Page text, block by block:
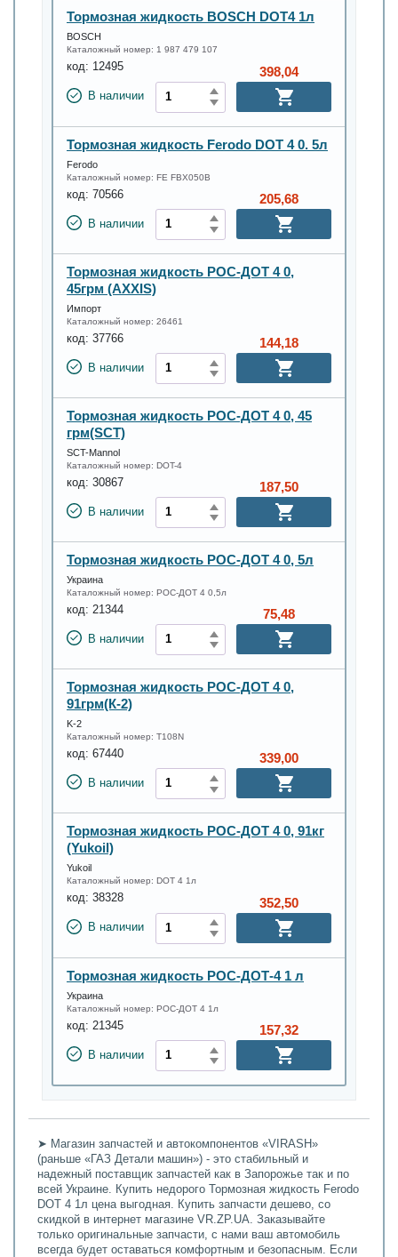
Тормозная жидкость BOSCH DOT4 1л
BOSCH
Каталожный номер: 1 987 479 107
код: 12495
В наличии
398,04
Тормозная жидкость Ferodo DOT 4 0. 5л
Ferodo
Каталожный номер: FE FBX050B
код: 70566
В наличии
205,68
Тормозная жидкость РОС-ДОТ 4 0,
45грм (AXXIS)
Импорт
Каталожный номер: 26461
код: 37766
В наличии
144,18
Тормозная жидкость РОС-ДОТ 4 0, 45
грм(SCT)
SCT-Mannol
Каталожный номер: DOT-4
код: 30867
В наличии
187,50
Тормозная жидкость РОС-ДОТ 4 0, 5л
Украина
Каталожный номер: РОС-ДОТ 4 0,5л
код: 21344
В наличии
75,48
Тормозная жидкость РОС-ДОТ 4 0,
91грм(К-2)
K-2
Каталожный номер: T108N
код: 67440
В наличии
339,00
Тормозная жидкость РОС-ДОТ 4 0, 91кг
(Yukoil)
Yukoil
Каталожный номер: DOT 4 1л
код: 38328
В наличии
352,50
Тормозная жидкость РОС-ДОТ-4 1 л
Украина
Каталожный номер: РОС-ДОТ 4 1л
код: 21345
В наличии
157,32
➤ Магазин запчастей и автокомпонентов «VIRASH»
(раньше «ГАЗ Детали машин») - это стабильный и
надежный поставщик запчастей как в Запорожье так и по
всей Украине. Купить недорого Тормозная жидкость Ferodo
DOT 4 1л цена выгодная. Купить запчасти дешево, со
скидкой в интернет магазине VR.ZP.UA. Заказывайте
только оригинальные запчасти, с нами ваш автомобиль
всегда будет оставаться комфортным и безопасным. Если